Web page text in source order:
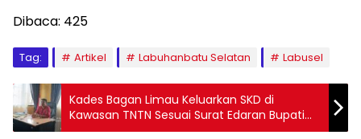
Dibaca: 425
Tag: Artikel Labuhanbatu Selatan Labusel
Kades Bagan Limau Keluarkan SKD di
Kawasan TNTN Sesuai Surat Edaran Bupati
Pelalawan